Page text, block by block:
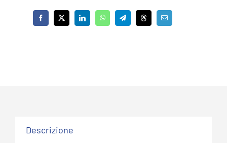
ad
incollo
Descrizione